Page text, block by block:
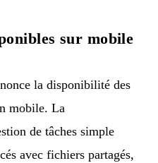
sur mobile
la disponibilité des
mobile. La
de tâches simple
avec fichiers partagés,